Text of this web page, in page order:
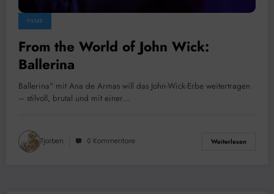
FILME
From the World of John Wick:
Ballerina
Ballerina" mit Ana de Armas will das John-Wick-Erbe weitertragen
– stilvoll, brutal und mit einer…
Tjorben 0 Kommentare Weiterlesen